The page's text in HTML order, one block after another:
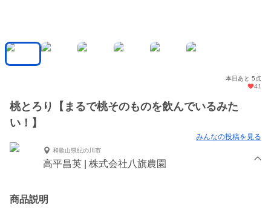
本日あと 5点
41
桃とろり【まるで桃そのものを飲んでいるみた
い！】
みんなの投稿を見る
和歌山県紀の川市
高平昌英 | 株式会社八旗農園
商品説明